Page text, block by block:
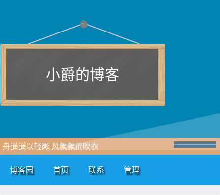
小爵的博客
舟遥遥以轻飏 风飘飘而吹衣
博客园 首页 联系 管理